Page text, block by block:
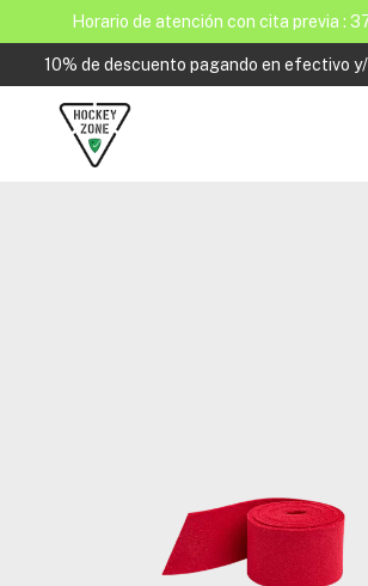
Horario de atención con cita previa :
10% de descuento pagando en efectivo